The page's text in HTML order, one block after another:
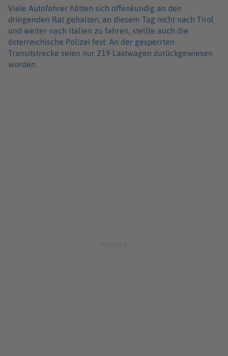
Viele Autofahrer hätten sich offenkundig an den
dringenden Rat gehalten, an diesem Tag nicht nach Tirol
und weiter nach Italien zu fahren, stellte auch die
österreichische Polizei fest. An der gesperrten
Transitstrecke seien nur 219 Lastwagen zurückgewiesen
worden.